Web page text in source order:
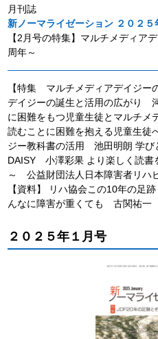
月刊誌
新ノーマライゼーション ２０２５
【2月号の特集】マルチメディア
周年～
【特集 マルチメディアデイジー
デイジーの誕生と活用の広がり
に困難をもつ児童生徒とマルチ
読むことに困難を抱える児童生徒
ジー教科書の活用 池田明朗 学び
DAISY 小澤彩果 より楽しく読書
～ 公益財団法人日本障害者リハ
【資料】 リハ協会この10年の足
んなに障害が重くても 古関祐一
２０２５年１月号